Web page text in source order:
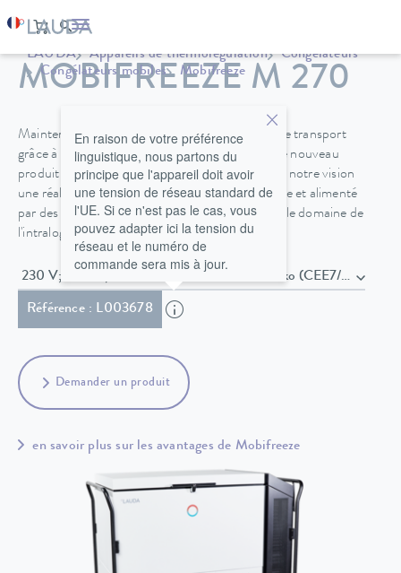
LAUDA Appareils de thermorégulation
Congélateurs
Congélateurs mobiles
Mobifreeze
MOBIFREEZE M 270
Maintenir la chaîne du froid contrôlée pendant le transport
grâce à une température constante – avec notre nouveau
produit Mobifreeze, nous avons réussi à faire de notre vision
une réalité. Ce congélateur ultra-congelé, mobile et alimenté
par des batteries, pose de nouveaux jalons dans le domaine de
l'intralogistique.
230 V; 50 Hz , Câble secteur avec fiche Schuko (CEE7/7)
Référence : L003678
En raison de votre préférence
linguistique, nous partons du
principe que l'appareil doit avoir
une tension de réseau standard de
l'UE. Si ce n'est pas le cas, vous
pouvez adapter ici la tension du
réseau et le numéro de
commande sera mis à jour.
Demander un produit
en savoir plus sur les avantages de Mobifreeze